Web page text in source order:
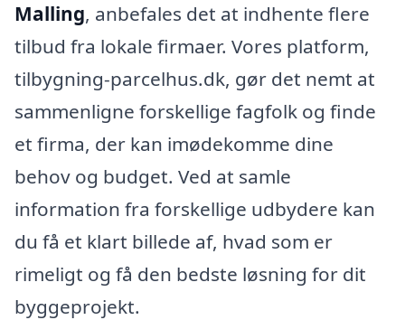
Malling, anbefales det at indhente flere
tilbud fra lokale firmaer. Vores platform,
tilbygning-parcelhus.dk, gør det nemt at
sammenligne forskellige fagfolk og finde
et firma, der kan imødekomme dine
behov og budget. Ved at samle
information fra forskellige udbydere kan
du få et klart billede af, hvad som er
rimeligt og få den bedste løsning for dit
byggeprojekt.